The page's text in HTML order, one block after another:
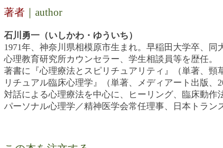
著者 ｜author
石川勇一（いしかわ・ゆういち）
1971年、神奈川県相模原市生まれ。早稲田大学卒、
心理教育研究所カウンセラー、学生相談員等を歴任。
著書に『心理療法とスピリチュアリティ』（単著、
リチュアル臨床心理学』（単著、メディアート出版、
対話による心理療法を中心に、ヒーリング、臨床動
パーソナル心理学／精神医学会常任理事、日本トラン